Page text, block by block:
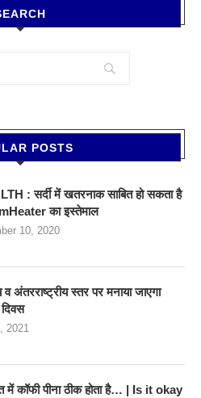
POSTS
: सर्दी में खतरनाक साबित हो सकता है
का इस्तेमाल
10, 2020
व अंतरराष्ट्रीय स्तर पर मनाया जाएगा
दिवस
2021
में कॉफी पीना ठीक होता है… | Is it okay